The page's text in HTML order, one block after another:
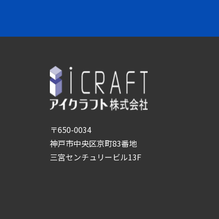
〒650-0034
神戸市中央区京町83番地
三宮センチュリービル13F